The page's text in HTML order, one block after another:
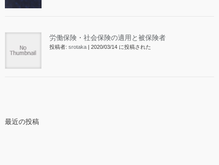
労働保険・社会保険の適用と被保険者
投稿者: srotaka 2020/03/14 に投稿された
最近の投稿